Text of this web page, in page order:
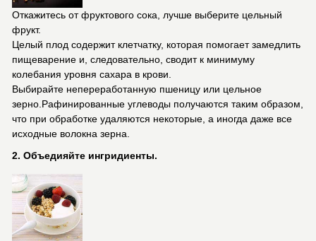
Откажитесь от фруктового сока, лучше выберите цельный
фрукт.
Целый плод содержит клетчатку, которая помогает замедлить
пищеварение и, следовательно, сводит к минимуму
колебания уровня сахара в крови.
Выбирайте непереработанную пшеницу или цельное
зерно.Рафинированные углеводы получаются таким образом,
что при обработке удаляются некоторые, а иногда даже все
исходные волокна зерна.
2. Объедияйте ингридиенты.